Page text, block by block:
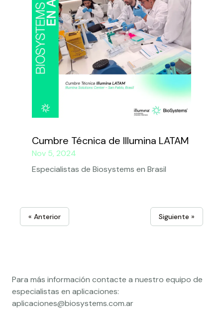
Cumbre Técnica de Illumina LATAM
Nov 5, 2024
Especialistas de Biosystems en Brasil
« Anterior Siguiente »
Para más información contacte a nuestro equipo de
especialistas en aplicaciones:
aplicaciones@biosystems.com.ar